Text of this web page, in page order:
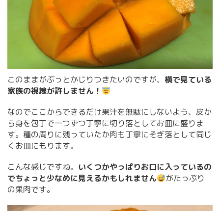
このままがぶっとかじりつきたいのですが、 横で見ている
家族の視線が許しません！
なのでここからできるだけ果汁を無駄にしないよう、皮か
ら身を包丁で一つずつ丁寧に切り落としてお皿に盛りま
す。種の周りに残っていたか肉も丁寧にそぎ落として同じ
くお皿にもります。
こんな感じですね。 いくつかやっぱりお口に入っているの
でちょっと少なめに見えるかもしれません
がたっぷり
の果肉です。